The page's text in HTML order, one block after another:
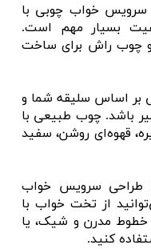
خواب چوبی با
بسیار مهم است.
و چوب راش برای ساخت
بر اساس سلیقه شما و
باشد. چوب طبیعی با
قهوه‌ای روشن، سفید
طراحی سرویس خواب
از تخت خواب با
مدرن و شیک، یا
کنید.